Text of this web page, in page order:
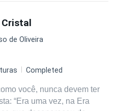
você tenha a dizer, hoje
é o mais importante! —
errada. Achei que eles
pais ficaram
assassino, mas não
era sua própria
Cristal
de Oliveira
Completed
você, nunca devem ter
“Era uma vez, na Era